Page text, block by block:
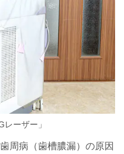
ーザー」
周病（歯槽膿漏）の原因